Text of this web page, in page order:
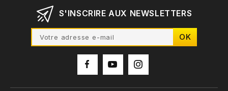
S'INSCRIRE AUX NEWSLETTERS